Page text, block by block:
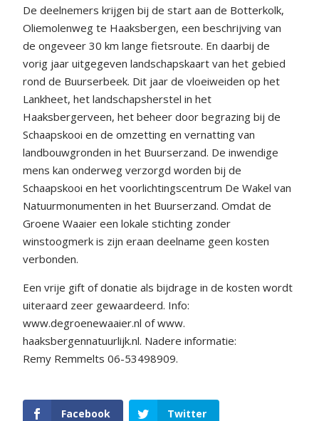
De deelnemers krijgen bij de start aan de Botterkolk,
Oliemolenweg te Haaksbergen, een beschrijving van
de ongeveer 30 km lange fietsroute. En daarbij de
vorig jaar uitgegeven landschapskaart van het gebied
rond de Buurserbeek. Dit jaar de vloeiweiden op het
Lankheet, het landschapsherstel in het
Haaksbergerveen, het beheer door begrazing bij de
Schaapskooi en de omzetting en vernatting van
landbouwgronden in het Buurserzand. De inwendige
mens kan onderweg verzorgd worden bij de
Schaapskooi en het voorlichtingscentrum De Wakel van
Natuurmonumenten in het Buurserzand. Omdat de
Groene Waaier een lokale stichting zonder
winstoogmerk is zijn eraan deelname geen kosten
verbonden.
Een vrije gift of donatie als bijdrage in de kosten wordt
uiteraard zeer gewaardeerd. Info:
www.degroenewaaier.nl of www.
haaksbergennatuurlijk.nl. Nadere informatie:
Remy Remmelts 06-53498909.
Facebook Twitter